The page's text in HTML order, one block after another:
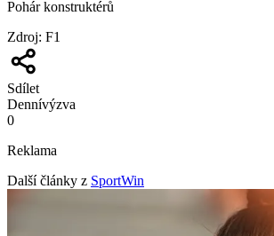
Pohár konstruktérů
Zdroj: F1
Sdílet
Dennívýzva
0
Reklama
Další články z SportWin